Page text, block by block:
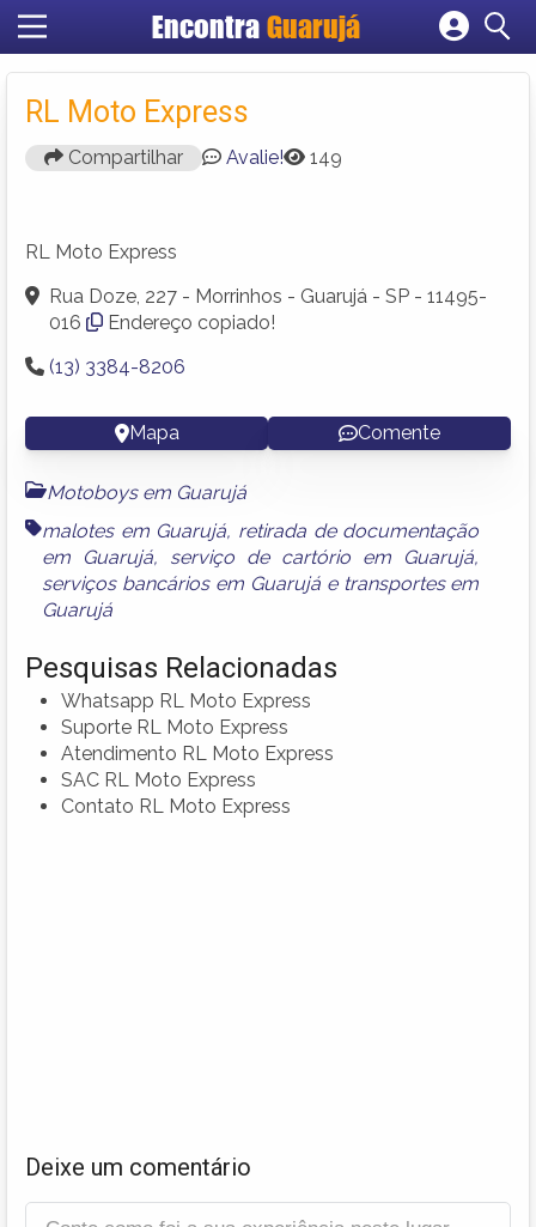
Encontra Guarujá
Cadastrar empresa
Criar conta
RL Moto Express
Compartilhar Avalie! 149
RL Moto Express
Rua Doze, 227 - Morrinhos - Guarujá - SP - 11495-
016
Endereço copiado!
(13) 3384-8206
Mapa Comente
Motoboys em Guarujá
malotes em Guarujá, retirada de documentação
em Guarujá, serviço de cartório em Guarujá,
serviços bancários em Guarujáe transportes em
Guarujá
Pesquisas Relacionadas
Whatsapp RL Moto Express
Suporte RL Moto Express
Atendimento RL Moto Express
SAC RL Moto Express
Contato RL Moto Express
Deixe um comentário